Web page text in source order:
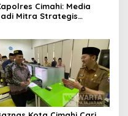
Cimahi: Media
Mitra Strategis